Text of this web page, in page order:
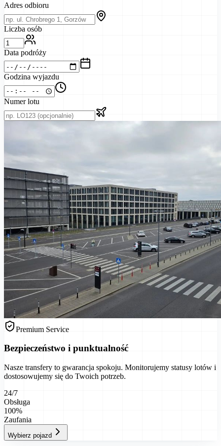
Adres odbioru
Liczba osób
Data podróży
Godzina wyjazdu
Numer lotu
Premium Service
Bezpieczeństwo i punktualność
Nasze transfery to gwarancja spokoju. Monitorujemy statusy lotów i
dostosowujemy się do Twoich potrzeb.
24/7
Obsługa
100%
Zaufania
Wybierz pojazd